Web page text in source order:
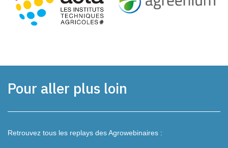
Pour aller plus loin
Retrouvez tous les replays des Agrowebinaires :